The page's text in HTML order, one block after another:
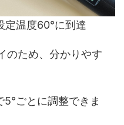
定温度60°に到達
のため、分かりやす
ごとに調整できま